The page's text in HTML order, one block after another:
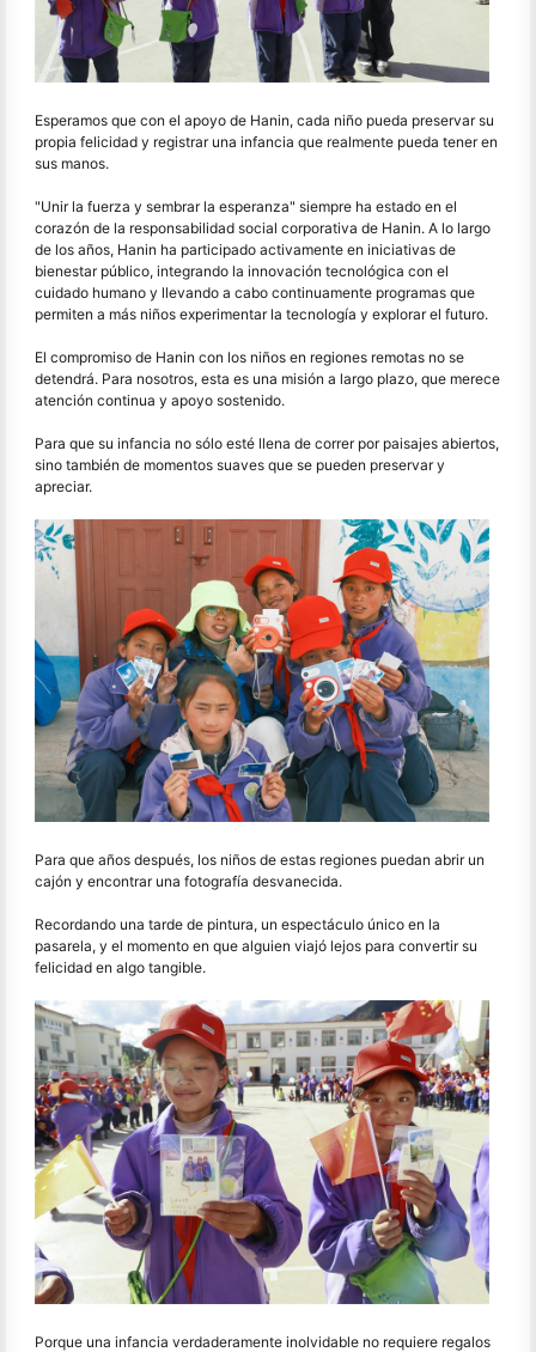
Esperamos que con el apoyo de Hanin, cada niño pueda preservar su
propia felicidad y registrar una infancia que realmente pueda tener en
sus manos.
"Unir la fuerza y sembrar la esperanza" siempre ha estado en el
corazón de la responsabilidad social corporativa de Hanin. A lo largo
de los años, Hanin ha participado activamente en iniciativas de
bienestar público, integrando la innovación tecnológica con el
cuidado humano y llevando a cabo continuamente programas que
permiten a más niños experimentar la tecnología y explorar el futuro.
El compromiso de Hanin con los niños en regiones remotas no se
detendrá. Para nosotros, esta es una misión a largo plazo, que merece
atención continua y apoyo sostenido.
Para que su infancia no sólo esté llena de correr por paisajes abiertos,
sino también de momentos suaves que se pueden preservar y
apreciar.
Para que años después, los niños de estas regiones puedan abrir un
cajón y encontrar una fotografía desvanecida.
Recordando una tarde de pintura, un espectáculo único en la
pasarela, y el momento en que alguien viajó lejos para convertir su
felicidad en algo tangible.
Porque una infancia verdaderamente inolvidable no requiere regalos